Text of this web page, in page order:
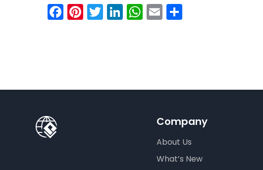
Facebook
Pinterest
Twitter
LinkedIn
WhatsApp
Email
Company
About Us
What’s New